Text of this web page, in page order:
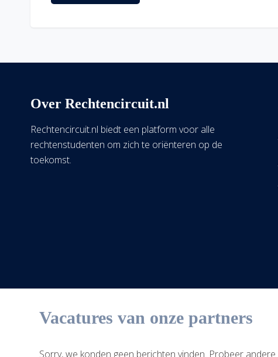
Over Rechtencircuit.nl
Rechtencircuit.nl biedt een platform voor alle
rechtenstudenten om zich te oriënteren op de
toekomst.
Vacatures van onze partners
Sorry, we konden geen berichten vinden. Probeer andere